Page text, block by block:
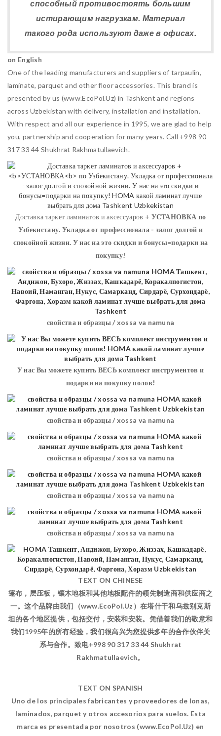
способный противостоять большим
истирающим нагрузкам. Материал
такого рода используют даже в офисах.
on English
One of the leading manufacturers and suppliers of tarpaulin,
laminate, parquet and other floor accessories. This brand is
presented by us (www.EcoPol.Uz) in Tashkent and regions
across Uzbekistan with delivery, installation and installation.
With respect and all our experience in 1995, we are glad to help
you, partnership and cooperation for many years. Call +998 90
317 33 44 Shukhrat Rakhmatullaevich.
Доставка таркет ламинатов и аксессуаров + УСТАНОВКА по
Узбекистану. Укладка от профессионала - залог долгой и
спокойной жизни. У нас на это скидки и бонусы=подарки на
покупку!
свойства и образцы / xossa va namuna
У нас Вы можете купить ВЕСЬ комплект инструментов и
подарки на покупку полов!
свойства и образцы / xossa va namuna
свойства и образцы / xossa va namuna
свойства и образцы / xossa va namuna
свойства и образцы / xossa va namuna
TEXT ON CHINESE
篷布，层压板，镶木地板和其他地板配件的领先制造商和供应商之
一。这个品牌由我们（www.EcoPol.Uz）在塔什干和乌兹别克斯
坦的各个地区提供，包括交付，安装和安装。凭借着我们的敬意和
我们1995年的所有经验，我们很高兴为您提供多年的合作伙伴关
系与合作。致电+998 90 317 33 44 Shukhrat
Rakhmatullaevich。
TEXT ON SPANISH
Uno de los principales fabricantes y proveedores de lonas,
laminados, parquet y otros accesorios para suelos. Esta
marca es presentada por nosotros (www.EcoPol.Uz) en